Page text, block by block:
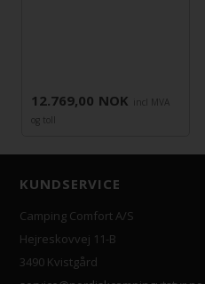
12.769,00 NOK
incl MVA
og toll
KUNDSERVICE
Camping Comfort A/S
Hejreskovvej 11-B
3490 Kvistgård